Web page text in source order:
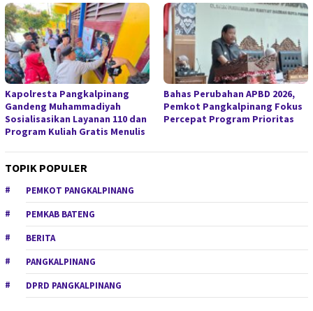
Kapolresta Pangkalpinang
Gandeng Muhammadiyah
Sosialisasikan Layanan 110 dan
Program Kuliah Gratis Menulis
Bahas Perubahan APBD 2026,
Pemkot Pangkalpinang Fokus
Percepat Program Prioritas
TOPIK POPULER
PEMKOT PANGKALPINANG
PEMKAB BATENG
BERITA
PANGKALPINANG
DPRD PANGKALPINANG